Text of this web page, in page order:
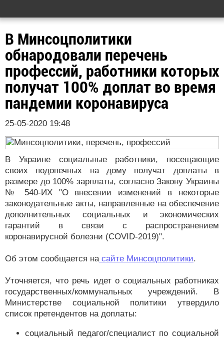
В Минсоцполитики
обнародовали перечень
профессий, работники которых
получат 100% доплат во время
пандемии коронавируса
25-05-2020 19:48
В Украине социальные работники, посещающие
своих подопечных на дому получат доплаты в
размере до 100% зарплаты, согласно Закону Украины
№ 540-ИХ "О внесении изменений в некоторые
законодательные акты, направленные на обеспечение
дополнительных социальных и экономических
гарантий в связи с распространением
коронавирусной болезни (COVID-2019)".
Об этом сообщается насайте Минсоцполитики.
Уточняется, что речь идет о социальных работниках
государственных/коммунальных учреждений. В
Министерстве социальной политики утвердило
список претендентов на доплаты:
социальный педагог/специалист по социальной